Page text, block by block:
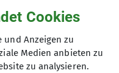
zu
Dr. Plano:
Cookies
und Anzeigen zu
Medien anbieten zu
zu analysieren.